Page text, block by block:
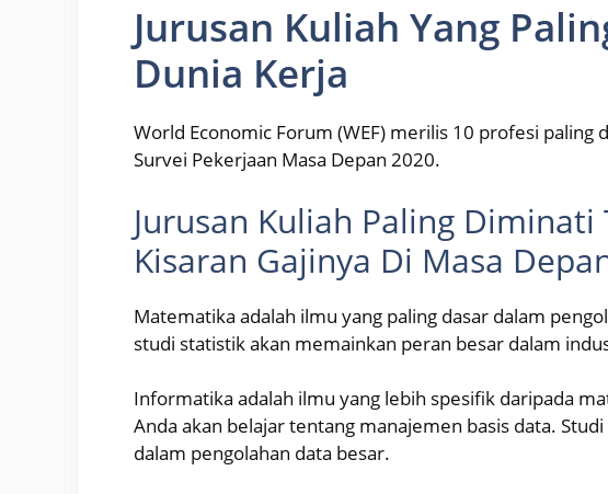
Jurusan Kuliah Yang
Dunia Kerja
World Economic Forum (WEF) merilis 10 profesi
Survei Pekerjaan Masa Depan 2020.
Jurusan Kuliah Paling Diminati
Kisaran Gajinya Di Masa
Matematika adalah ilmu yang paling dasar dalam
studi statistik akan memainkan peran besar dalam
Informatika adalah ilmu yang lebih spesifik daripada
Anda akan belajar tentang manajemen basis data.
dalam pengolahan data besar.